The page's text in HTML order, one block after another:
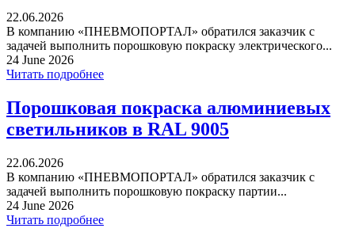
22.06.2026
В компанию «ПНЕВМОПОРТАЛ» обратился заказчик с
задачей выполнить порошковую покраску электрического...
24 June 2026
Читать подробнее
Порошковая покраска алюминиевых
светильников в RAL 9005
22.06.2026
В компанию «ПНЕВМОПОРТАЛ» обратился заказчик с
задачей выполнить порошковую покраску партии...
24 June 2026
Читать подробнее